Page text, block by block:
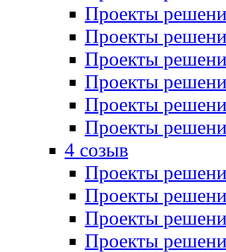
Проекты
Проекты
Проекты
Проекты
Проекты
Проекты
4 созыв
Проекты
Проекты
Проекты
Проекты